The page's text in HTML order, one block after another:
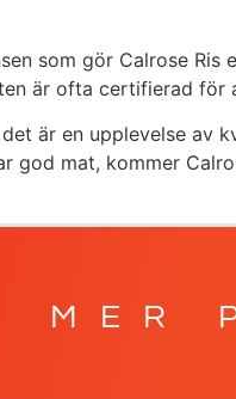
som gör Calrose
är ofta certifierad
är en upplevelse
god mat, kommer
MER